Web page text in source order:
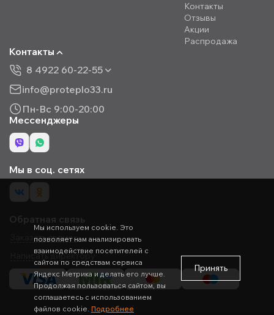
Контакты
Отзывы
Акции
Распродажа
Контакты
8 4922 60-22-55
info@proteplo33.ru
Пн-Вс 9:00-20:00
Мессенджеры
Мы в соц. сетях
Обратная связь
Заказать звонок
Написать директору
Мы используем cookie. Это
позволяет нам анализировать
взаимодействие посетителей с
сайтом по средствам сервиса
Яндекс Метрика и делать его лучше.
Продолжая пользоваться сайтом, вы
соглашаетесь с использованием
файлов cookie. Подробнее
Принять